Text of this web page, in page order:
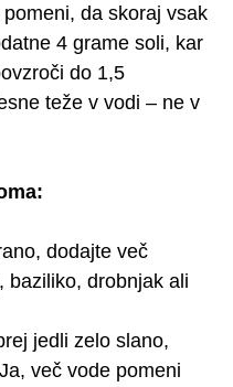
da skoraj vsak
4 grame soli, kar
do 1,5
teže v vodi – ne v
dodajte več
baziliko, drobnjak ali
jedli zelo slano,
več vode pomeni